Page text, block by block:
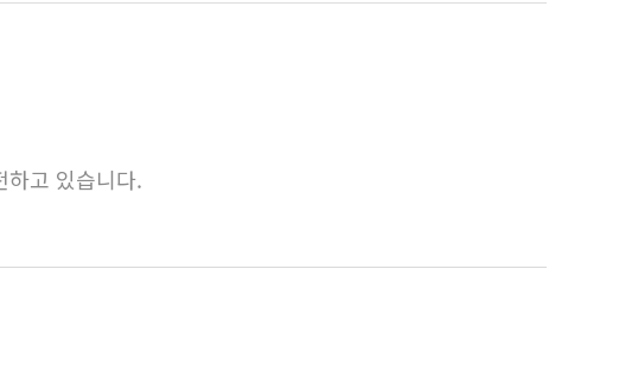
하고 있습니다.